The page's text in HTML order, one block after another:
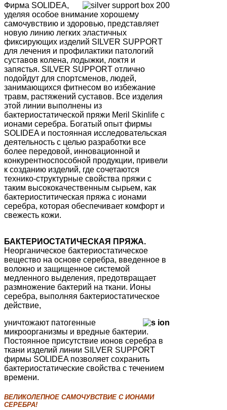
Фирма SOLIDEA,
уделяя особое внимание хорошему
самочувствию и здоровью, представляет
новую линию легких эластичных
фиксирующих изделий SILVER SUPPORT
для лечения и профилактики патологий
суставов колена, лодыжки, локтя и
запястья. SILVER SUPPORT отлично
подойдут для спортсменов, людей,
занимающихся фитнесом во избежание
травм, растяжений суставов. Все изделия
этой линии выполнены из
бактериостатической пряжи Meril Skinlife с
ионами серебра. Богатый опыт фирмы
SOLIDEA и постоянная исследовательская
деятельность с целью разработки все
более передовой, инновационной и
конкурентноспособной продукции, привели
к созданию изделий, где сочетаются
технико-структурные свойства пряжи с
таким высококачественным сырьем, как
бактериоститическая пряжа с ионами
серебра, которая обеспечивает комфорт и
свежесть кожи.
БАКТЕРИОСТАТИЧЕСКАЯ ПРЯЖА.
Неорганическое бактериостатическое
вещество на основе серебра, введенное в
волокно и защищенное системой
медленного выделения, предотвращает
размножение бактерий на ткани. Ионы
серебра, выполняя бактериостатическое
действие,
уничтожают патогенные
микроорганизмы и вредные бактерии.
Постоянное присутствие ионов серебра в
ткани изделий линии SILVER SUPPORT
фирмы SOLIDEA позволяет сохранить
бактериостатические свойства с течением
времени.
ВЕЛИКОЛЕПНОЕ САМОЧУВСТВИЕ С ИОНАМИ
СЕРЕБРА!